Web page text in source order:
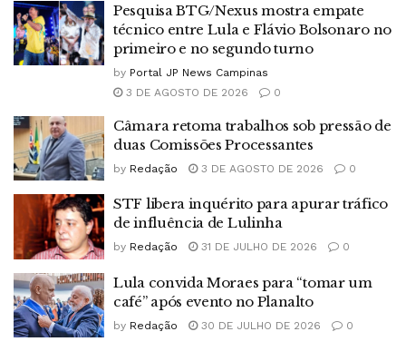
Pesquisa BTG/Nexus mostra empate
técnico entre Lula e Flávio Bolsonaro no
primeiro e no segundo turno
by Portal JP News Campinas
3 DE AGOSTO DE 2026
0
Câmara retoma trabalhos sob pressão de
duas Comissões Processantes
by Redação 3 DE AGOSTO DE 2026 0
STF libera inquérito para apurar tráfico
de influência de Lulinha
by Redação 31 DE JULHO DE 2026 0
Lula convida Moraes para “tomar um
café” após evento no Planalto
by Redação 30 DE JULHO DE 2026 0